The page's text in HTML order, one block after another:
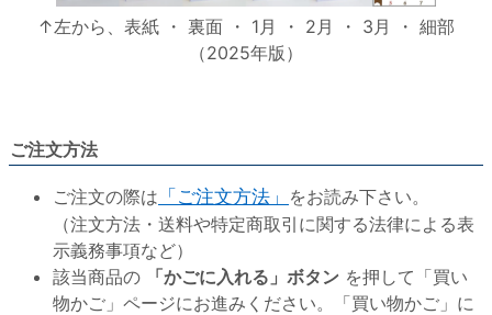
↑左から、表紙 ・ 裏面 ・ 1月 ・ 2月 ・ 3月 ・ 細部
（2025年版）
ご注文方法
ご注文の際は 「ご注文方法」 をお読み下さい。
（注文方法・送料や特定商取引に関する法律による表
示義務事項など）
該当商品の
「かごに入れる」ボタン を押して「買い
物かご」ページにお進みください。「買い物かご」に